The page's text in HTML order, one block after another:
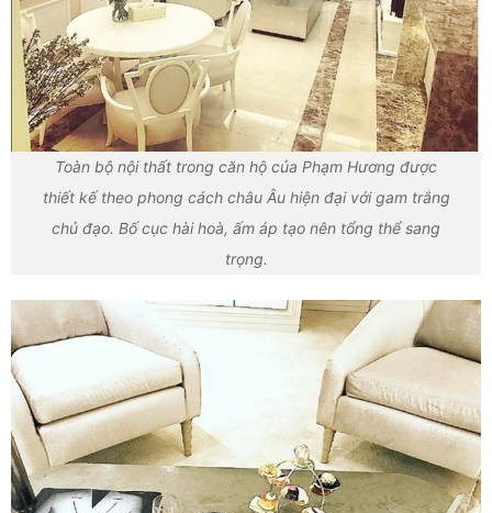
Toàn bộ nội thất trong căn hộ của Phạm Hương được
thiết kế theo phong cách châu Âu hiện đại với gam trắng
chủ đạo. Bố cục hài hoà, ấm áp tạo nên tổng thể sang
trọng.